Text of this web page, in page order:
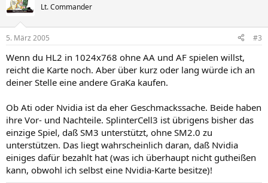
Lt. Commander
5. März 2005 #3
Wenn du HL2 in 1024x768 ohne AA und AF spielen willst,
reicht die Karte noch. Aber über kurz oder lang würde ich an
deiner Stelle eine andere GraKa kaufen.
Ob Ati oder Nvidia ist da eher Geschmackssache. Beide haben
ihre Vor- und Nachteile. SplinterCell3 ist übrigens bisher das
einzige Spiel, daß SM3 unterstützt, ohne SM2.0 zu
unterstützen. Das liegt wahrscheinlich daran, daß Nvidia
einiges dafür bezahlt hat (was ich überhaupt nicht gutheißen
kann, obwohl ich selbst eine Nvidia-Karte besitze)!